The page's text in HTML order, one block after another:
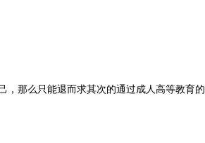
那么只能退而求其次的通过成人高等教育的